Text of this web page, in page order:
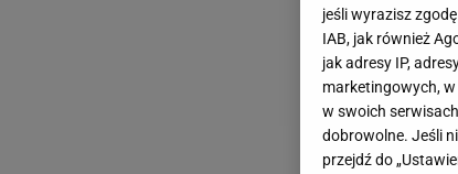
jeśli wyrazisz
IAB, jak również
jak adresy IP,
marketingowych,
w swoich
dobrowolne. Jeśli
przejdź do